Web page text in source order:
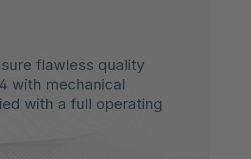
flawless quality
with mechanical
with a full operating